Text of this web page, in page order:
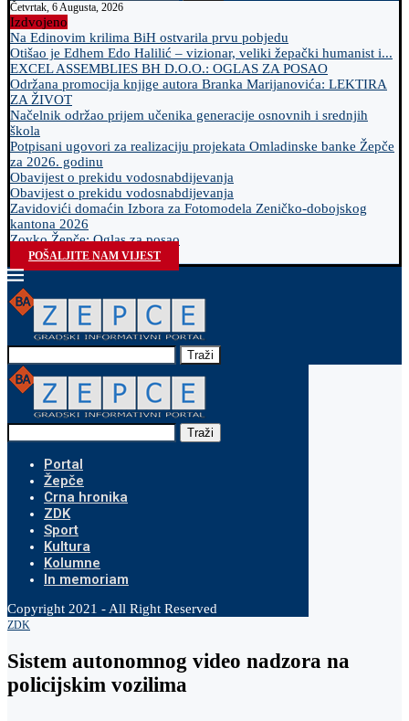
Četvrtak, 6 Augusta, 2026
Izdvojeno
Na Edinovim krilima BiH ostvarila prvu pobjedu
Otišao je Edhem Edo Halilić – vizionar, veliki žepački humanist i...
EXCEL ASSEMBLIES BH D.O.O.: OGLAS ZA POSAO
Održana promocija knjige autora Branka Marijanovića: LEKTIRA
ZA ŽIVOT
Načelnik održao prijem učenika generacije osnovnih i srednjih
škola
Potpisani ugovori za realizaciju projekata Omladinske banke Žepče
za 2026. godinu
Obavijest o prekidu vodosnabdijevanja
Obavijest o prekidu vodosnabdijevanja
Zavidovići domaćin Izbora za Fotomodela Zeničko-dobojskog
kantona 2026
Zovko Žepče: Oglas za posao
POŠALJITE NAM VIJEST
Traži
Traži
Portal
Žepče
Crna hronika
ZDK
Sport
Kultura
Kolumne
In memoriam
Copyright 2021 - All Right Reserved
ZDK
Sistem autonomnog video nadzora na
policijskim vozilima